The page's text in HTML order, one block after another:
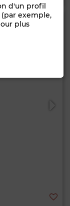
d'un profil
exemple,
plus